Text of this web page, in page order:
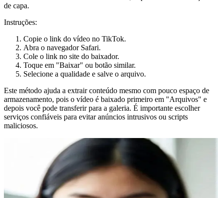
de capa.
Instruções:
Copie o link do vídeo no TikTok.
Abra o navegador Safari.
Cole o link no site do baixador.
Toque em "Baixar" ou botão similar.
Selecione a qualidade e salve o arquivo.
Este método ajuda a extrair conteúdo mesmo com pouco espaço de
armazenamento, pois o vídeo é baixado primeiro em "Arquivos" e
depois você pode transferir para a galeria. É importante escolher
serviços confiáveis para evitar anúncios intrusivos ou scripts
maliciosos.